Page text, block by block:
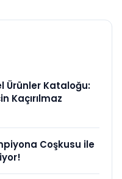
Ürünler Kataloğu:
Kaçırılmaz
Coşkusu ile